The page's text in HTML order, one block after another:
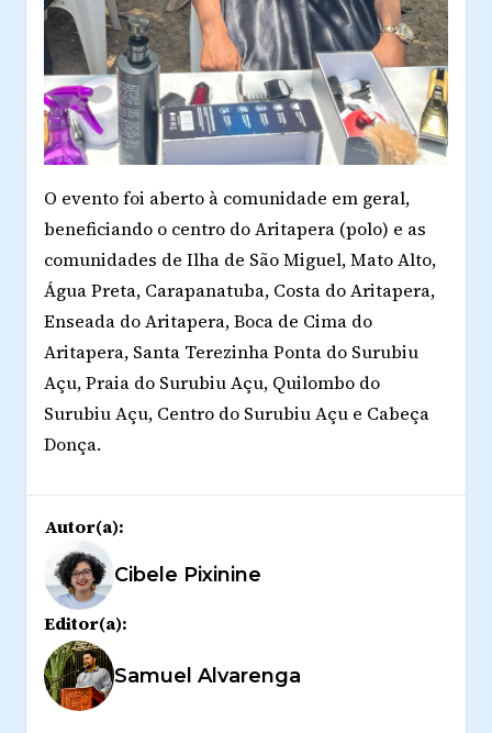
O evento foi aberto à comunidade em geral,
beneficiando o centro do Aritapera (polo) e as
comunidades de Ilha de São Miguel, Mato Alto,
Água Preta, Carapanatuba, Costa do Aritapera,
Enseada do Aritapera, Boca de Cima do
Aritapera, Santa Terezinha Ponta do Surubiu
Açu, Praia do Surubiu Açu, Quilombo do
Surubiu Açu, Centro do Surubiu Açu e Cabeça
Donça.
Autor(a):
Cibele Pixinine
Editor(a):
Samuel Alvarenga